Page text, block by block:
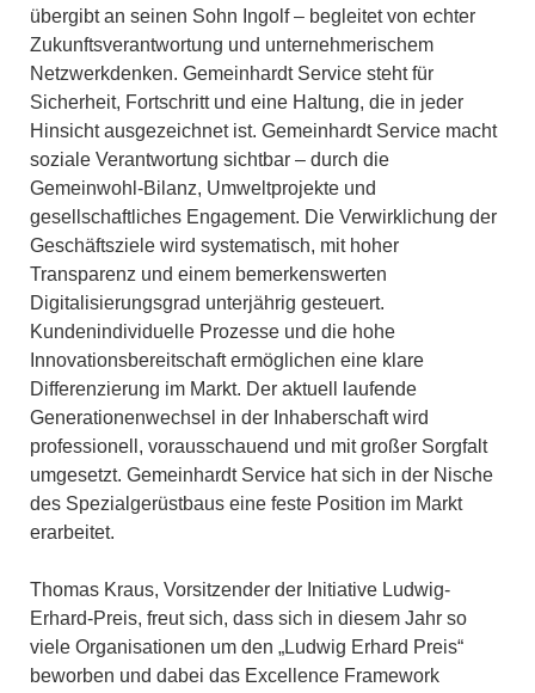
übergibt an seinen Sohn Ingolf – begleitet von echter
Zukunftsverantwortung und unternehmerischem
Netzwerkdenken. Gemeinhardt Service steht für
Sicherheit, Fortschritt und eine Haltung, die in jeder
Hinsicht ausgezeichnet ist. Gemeinhardt Service macht
soziale Verantwortung sichtbar – durch die
Gemeinwohl-Bilanz, Umweltprojekte und
gesellschaftliches Engagement. Die Verwirklichung der
Geschäftsziele wird systematisch, mit hoher
Transparenz und einem bemerkenswerten
Digitalisierungsgrad unterjährig gesteuert.
Kundenindividuelle Prozesse und die hohe
Innovationsbereitschaft ermöglichen eine klare
Differenzierung im Markt. Der aktuell laufende
Generationenwechsel in der Inhaberschaft wird
professionell, vorausschauend und mit großer Sorgfalt
umgesetzt. Gemeinhardt Service hat sich in der Nische
des Spezialgerüstbaus eine feste Position im Markt
erarbeitet.
Thomas Kraus, Vorsitzender der Initiative Ludwig-
Erhard-Preis, freut sich, dass sich in diesem Jahr so
viele Organisationen um den „Ludwig Erhard Preis“
beworben und dabei das Excellence Framework